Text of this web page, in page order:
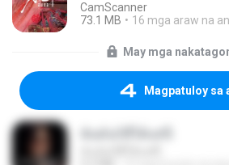
CamScanner
73.1 MB
16 mga araw na
May mga
Magpatuloy sa